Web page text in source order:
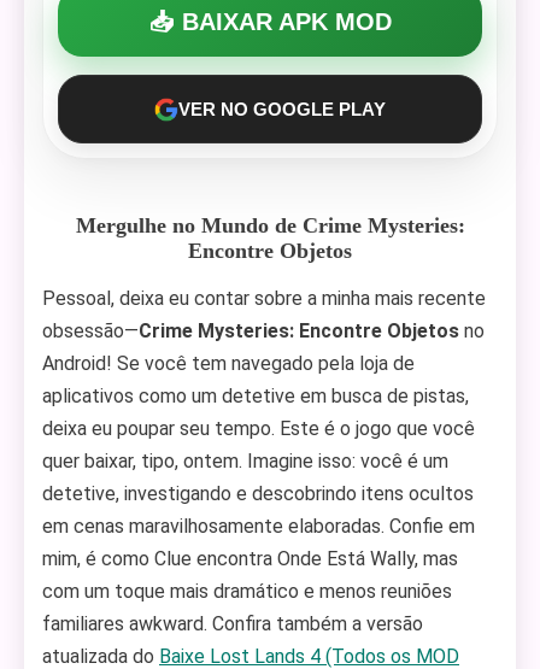
📥 BAIXAR APK MOD
VER NO GOOGLE PLAY
Mergulhe no Mundo de Crime Mysteries:
Encontre Objetos
Pessoal, deixa eu contar sobre a minha mais recente
obsessão—Crime Mysteries: Encontre Objetos no
Android! Se você tem navegado pela loja de
aplicativos como um detetive em busca de pistas,
deixa eu poupar seu tempo. Este é o jogo que você
quer baixar, tipo, ontem. Imagine isso: você é um
detetive, investigando e descobrindo itens ocultos
em cenas maravilhosamente elaboradas. Confie em
mim, é como Clue encontra Onde Está Wally, mas
com um toque mais dramático e menos reuniões
familiares awkward. Confira também a versão
atualizada do Baixe Lost Lands 4 (Todos os MOD